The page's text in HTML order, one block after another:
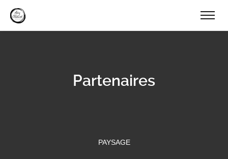
Partenaires
PAYSAGE